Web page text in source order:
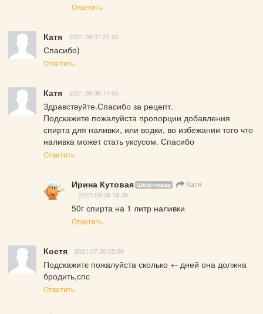
Ответить
Катя 2021.08.07 21:00
Спасибо)
Ответить
Катя 2021.08.06 14:06
Здравствуйте.Спасибо за рецепт.
Подскажите пожалуйста пропорции добавления
спирта для наливки, или водки, во избежании того что
наливка может стать уксусом. Спасибо
Ответить
Ирина Кутовая Шеф-повар Катя
2021.08.06 18:39
50г спирта на 1 литр наливки
Ответить
Костя 2021.07.30 05:09
Подскажитє пожалуйста сколько +- дней она должна
бродить,спс
Ответить